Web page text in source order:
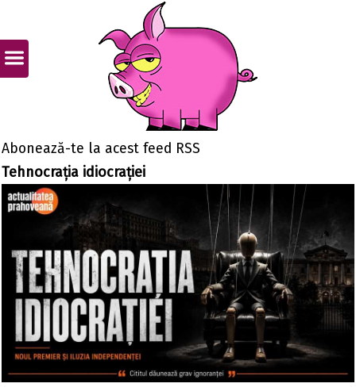
Abonează-te la acest feed RSS
Tehnocrația idiocrației